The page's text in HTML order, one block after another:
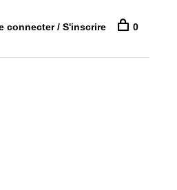
connecter / S'inscrire 0